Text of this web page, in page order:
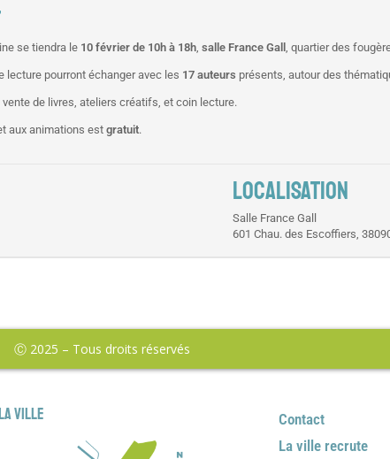
se tiendra le 10 février de 10h à 18h, salle France Gall , quartier des
lecture pourront échanger avec les 17 auteurs présents, autour des
de livres, ateliers créatifs, et coin lecture.
aux animations estgratuit.
LOCALISATION
Salle France Gall
601 Chau. des Escoffiers,
Ⓒ 2025 – Tous droits réservés
ville
Contact
La ville recrute